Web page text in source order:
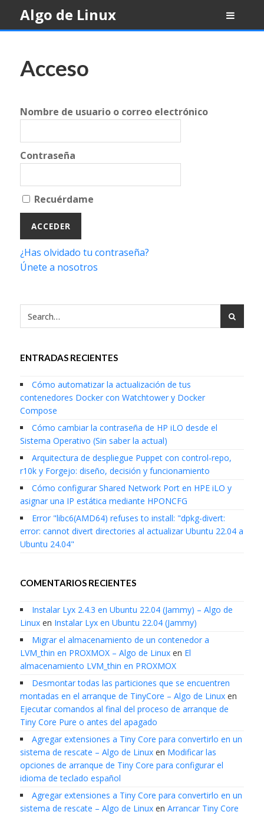
content
Algo de Linux
Acceso
Nombre de usuario o correo electrónico
Contraseña
Recuérdame
¿Has olvidado tu contraseña?
Únete a nosotros
ENTRADAS RECIENTES
Cómo automatizar la actualización de tus
contenedores Docker con Watchtower y Docker
Compose
Cómo cambiar la contraseña de HP iLO desde el
Sistema Operativo (Sin saber la actual)
Arquitectura de despliegue Puppet con control-repo,
r10k y Forgejo: diseño, decisión y funcionamiento
Cómo configurar Shared Network Port en HPE iLO y
asignar una IP estática mediante HPONCFG
Error "libc6(AMD64) refuses to install: "dpkg-divert:
error: cannot divert directories al actualizar Ubuntu 22.04 a
Ubuntu 24.04"
COMENTARIOS RECIENTES
Instalar Lyx 2.4.3 en Ubuntu 22.04 (Jammy) – Algo de
Linuxen Instalar Lyx en Ubuntu 22.04 (Jammy)
Migrar el almacenamiento de un contenedor a
LVM_thin en PROXMOX – Algo de Linuxen El
almacenamiento LVM_thin en PROXMOX
Desmontar todas las particiones que se encuentren
montadas en el arranque de TinyCore – Algo de Linuxen
Ejecutar comandos al final del proceso de arranque de
Tiny Core Pure o antes del apagado
Agregar extensiones a Tiny Core para convertirlo en un
sistema de rescate – Algo de Linuxen Modificar las
opciones de arranque de Tiny Core para configurar el
idioma de teclado español
Agregar extensiones a Tiny Core para convertirlo en un
sistema de rescate – Algo de Linuxen Arrancar Tiny Core